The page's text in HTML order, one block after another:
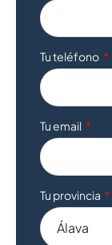
Tu teléfono
Tu email
Tu provincia